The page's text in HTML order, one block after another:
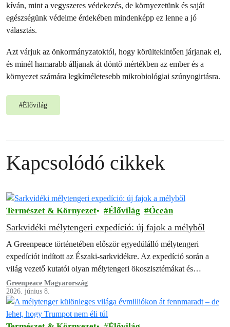
kíván, mint a vegyszeres védekezés, de környezetünk és saját
egészségünk védelme érdekében mindenképp ez lenne a jó
választás.
Azt várjuk az önkormányzatoktól, hogy körültekintően járjanak el,
és minél hamarabb álljanak át döntő mértékben az ember és a
környezet számára legkíméletesebb mikrobiológiai szúnyogirtásra.
#Élővilág
Kapcsolódó cikkek
Természet & Környezet Élővilág Óceán
Sarkvidéki mélytengeri expedíció: új fajok a mélyből
A Greenpeace történetében először egyedülálló mélytengeri
expedíciót indított az Északi-sarkvidékre. Az expedíció során a
világ vezető kutatói olyan mélytengeri ökoszisztémákat és
területeket tártak fel, amelyek mindezidáig rejtve voltak az
ember…
Greenpeace Magyarország
2026. június 8.